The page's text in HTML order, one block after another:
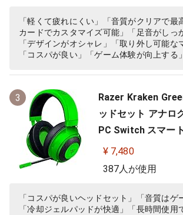
高遮音性イヤーカ
PS4 PS5 Nintendo
「軽くて疲れにくい」「音質がクリアで最
カードでカスタマイズ可能」「足音がしっ
「デザインがオシャレ」「取り外し可能な
「コスパが良い」「ゲーム体験が向上する」
3
Razer Kraken
ッドセット アナロ
PC Switch スマー
ルパッド 【日本正
RZ04-02830200-
¥ 7,480
387人が使用
「コスパが良いヘッドセット」「音質はゲ
「冷却ジェルパッドが快適」「長時間使用